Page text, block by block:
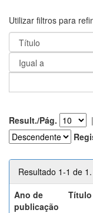
Utilizar filtros para
Result./Pág. |
Resultado 1-1 de 1.
Ano de
publicação
Título